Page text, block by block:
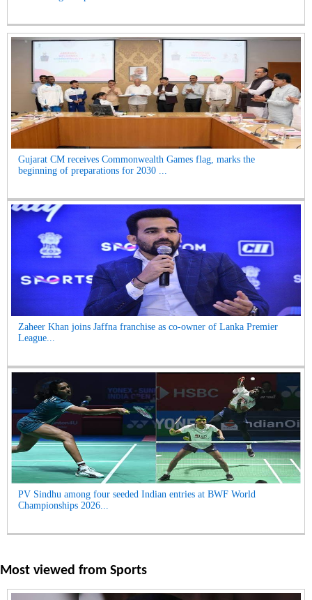
Gujarat CM receives Commonwealth Games flag, marks the
beginning of preparations for 2030 ...
Zaheer Khan joins Jaffna franchise as co-owner of Lanka Premier
League...
PV Sindhu among four seeded Indian entries at BWF World
Championships 2026...
Most viewed from Sports